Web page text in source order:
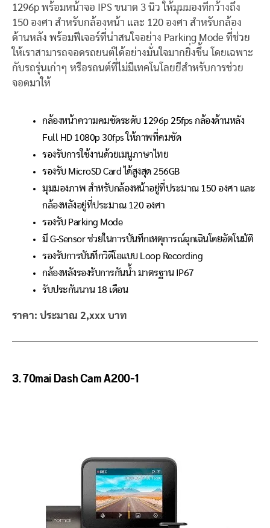
1296p พร้อมหน้าจอ IPS ขนาด 3 นิ้ว ให้มุมมองที่กว้างถึง
150 องศา สำหรับกล้องหน้า และ 120 องศา สำหรับกล้อง
ด้านหลัง พร้อมฟีเจอร์ที่น่าสนใจอย่าง Parking Mode ที่ช่วย
ให้เราสามารถจอดรถยนต์ได้อย่างมั่นใจมากยิ่งขึ้น โดยเฉพาะ
กับรถรุ่นเก่าๆ หรือรถนต์ที่ไม่มีเทคโนโลยยีสำหรับการช่วย
จอดมาให้
กล้องหน้าความคมชัดระดับ 1296p 25fps กล้องด้านหลัง
Full HD 1080p 30fps ให้ภาพที่คมชัด
รองรับการใช้งานด้วยเมนูภาษาไทย
รองรับ MicroSD Card ได้สูงสุด 256GB
มุมมองภาพ สำหรับกล้องหน้าอยู่ที่ประมาณ 150 องศา และ
กล้องหลังอยู่ที่ประมาณ 120 องศา
รองรับ Parking Mode
มี G-Sensor ช่วยในการบันทึกเหตุการณ์ฉุกเฉินโดยอัตโนมัติ
รองรับการบันทึกวิดีโอแบบ Loop Recording
กล้องหลังรองรับการกันน้ำ มาตรฐาน IP67
รับประกันนาน 18 เดือน
ราคา: ประมาณ 2,xxx บาท
3.70mai Dash Cam A200-1